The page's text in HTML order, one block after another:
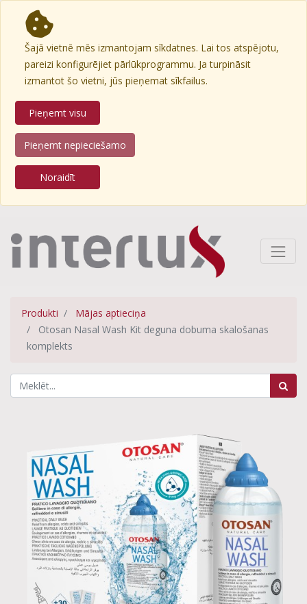
Šajā vietnē mēs izmantojam sīkdatnes. Lai tos atspējotu,
pareizi konfigurējiet pārlūkprogrammu. Ja turpināsit
izmantot šo vietni, jūs pieņemat sīkfailus.
Pieņemt visu
Pieņemt nepieciešamo
Noraidīt
Produkti
Mājas aptieciņa
Otosan Nasal Wash Kit deguna dobuma skalošanas
komplekts